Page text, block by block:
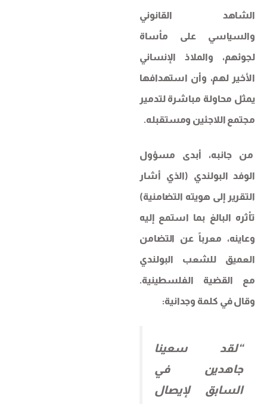
الشاهد القانوني
والسياسي على مأساة
لجوئهم، والملاذ الإنساني
الأخير لهم، وأن استهدافها
يمثل محاولة مباشرة لتدمير
مجتمع اللاجئين ومستقبله.
من جانبه، أبدى مسؤول
الوفد البولندي (الذي أشار
التقرير إلى هويته التضامنية)
تأثره البالغ بما استمع إليه
وعاينه، معرباً عن التضامن
العميق للشعب البولندي
مع القضية الفلسطينية.
وقال في كلمة وجدانية:
“لقد سعينا
جاهدين في
السابق لإيصال